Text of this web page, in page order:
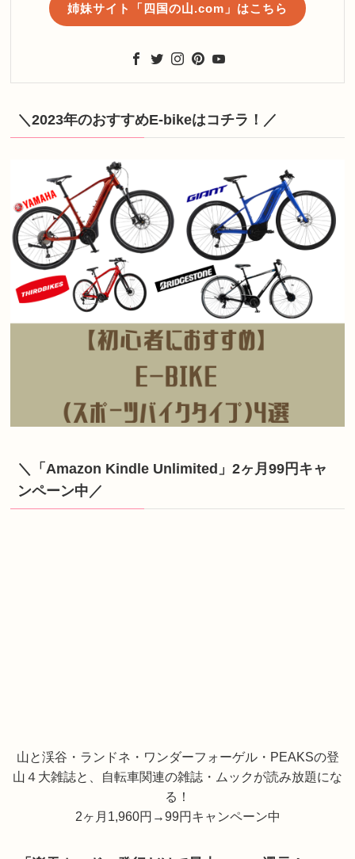
姉妹サイト「四国の山.com」はこちら
＼2023年のおすすめE-bikeはコチラ！／
＼「Amazon Kindle Unlimited」2ヶ月99円キャ
ンペーン中／
山と渓谷・ランドネ・ワンダーフォーゲル・PEAKSの登
山４大雑誌と、自転車関連の雑誌・ムックが読み放題にな
る！
2ヶ月1,960円→99円キャンペーン中